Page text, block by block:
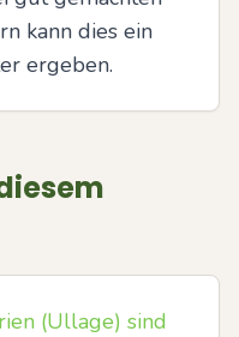
kann dies ein
ergeben.
(Ullage) sind